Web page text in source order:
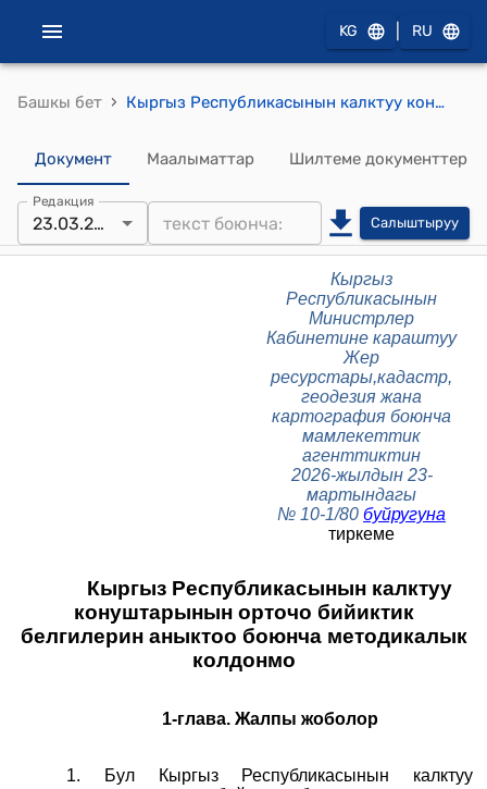
KG RU
Башкы бет › Кыргыз Республикасынын калктуу конуштарынын орточо бийиктик белгилерин аныктоо боюнча методикалык колдонмо (Кыргыз Республикасынын Министрлер Кабинетине караштуу Жер ресурстары,кадастр, геодезия жана картография боюнча мамлекеттик агенттиктин 2026-жылдын 23-мартындагы № 10-1/80 буйругуна тиркеме)
Документ Маалыматтар Шилтеме документтер
Редакция
23.03.2026 Салыштыруу